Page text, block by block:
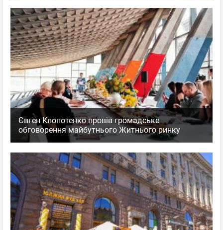
Євген Клопотенко провів громадське
обговорення майбутнього Житнього ринку